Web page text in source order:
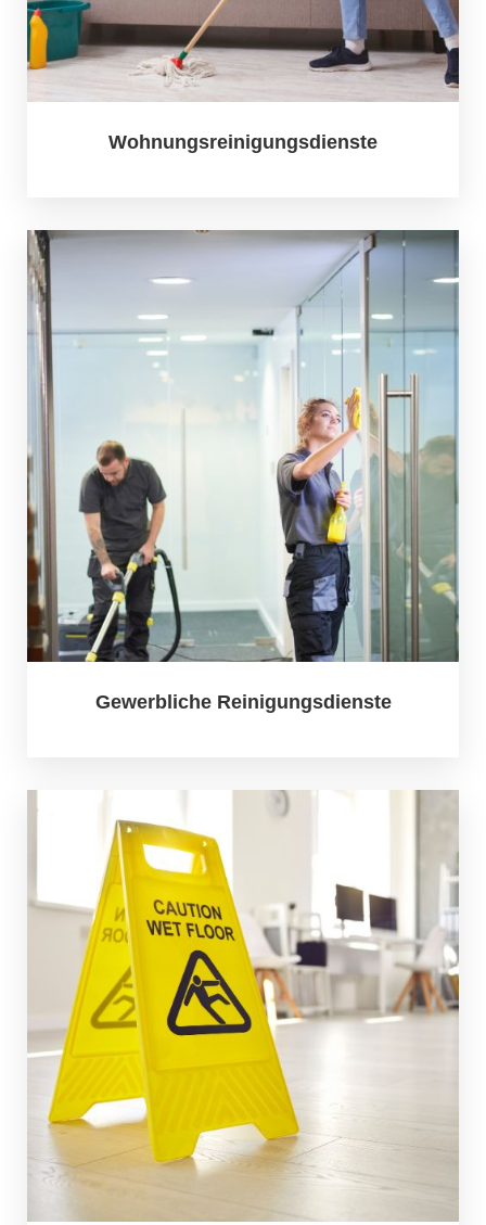
Wohnungsreinigungsdienste
Gewerbliche Reinigungsdienste